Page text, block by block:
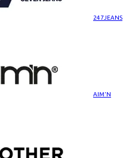
247JEANS
AIM'N